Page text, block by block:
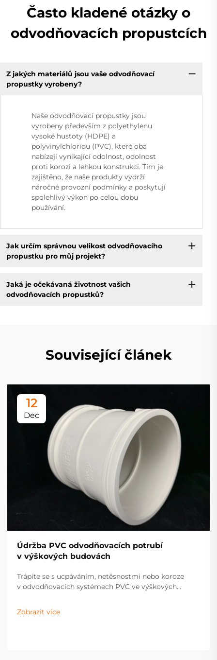
Často kladené otázky o
odvodňovacích propustcích
Z jakých materiálů jsou vaše odvodňovací
propustky vyrobeny?
Naše odvodňovací propustky jsou
vyrobeny především z polyethylenu
vysoké hustoty (HDPE) a
polyvinylchloridu (PVC), které oba
nabízejí vynikající odolnost, odolnost
proti korozi a lehkou konstrukci. Tím je
zajištěno, že naše produkty vydrží
náročné provozní podmínky a poskytují
spolehlivý výkon po celou dobu
používání.
Jak určím správnou velikost odvodňovacího
propustku pro můj projekt?
Jaká je očekávaná životnost vašich
odvodňovacích propustků?
Související článek
12
Dec
Údržba PVC odvodňovacích potrubí
v výškových budovách
Trápíte se s ucpáváním, netěsnostmi nebo koroze
v odvodňovacích systémech PVC ve výškových
prodlouží životnost potrubí, zabrání poškození vodou
a zvýší hodnotu nemovitosti. Získejte praktické
Zobrazit více